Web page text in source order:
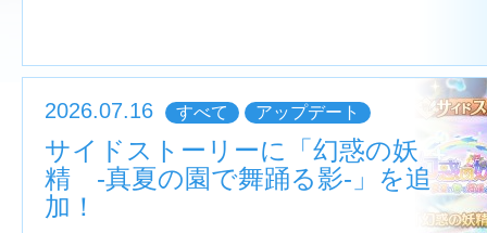
2026.07.16 すべて アップデート
サイドストーリーに「幻惑の妖
精 ‐真夏の園で舞踊る影‐」を追
加！